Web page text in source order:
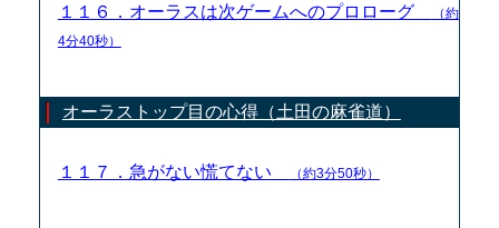
１１６．オーラスは次ゲームへのプロローグ
（約
4分40秒）
オーラストップ目の心得（土田の麻雀道）
１１７．急がない慌てない （約3分50秒）